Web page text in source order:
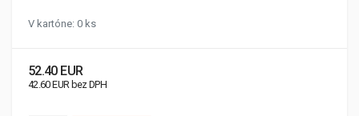
V kartóne: 0 ks
52.40 EUR
42.60 EUR bez DPH